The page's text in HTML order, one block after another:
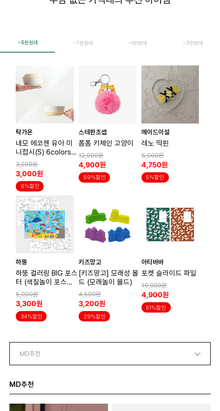
~5천원대 ~7천원대 ~1만원대 ~2만원대
탁가온
네모 에코젠 유아 미
니접시(S) 6colors
(밥공기 뚜껑 또는 받
침)
3,200원
3,000원
6%할인
스테판조셉
폼폼 키체인 고양이
12,000원
4,900원
59%할인
메이드이설
레노 딱핀
5,000원
4,750원
5%할인
하뚱
하뚱 컬러링 BIG 포스
터 (색칠놀이 포스터)
택 1
5,000원
3,300원
34%할인
키즈망고
[키즈망고] 모래성 몰
드 (모래놀이 몰드)
4,500원
3,200원
29%할인
아티바바
포켓 슬라이드 파일
10,000원
4,900원
51%할인
MD추천